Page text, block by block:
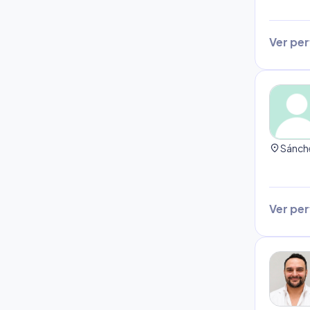
Ver
location_on
Ver